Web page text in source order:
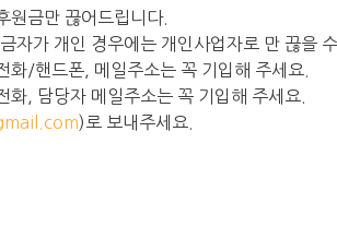
금만 끊어드립니다.
자가 개인 경우에는 개인사업자로 만 끊을
/핸드폰, 메일주소는 꼭 기입해 주세요.
, 담당자 메일주소는 꼭 기입해 주세요.
)로 보내주세요.